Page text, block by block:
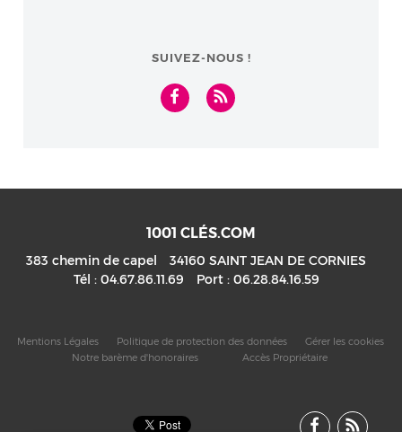
CONFIRME (H/F)
SUIVEZ-NOUS !
1001 CLÉS.COM
383 chemin de capel 34160 SAINT JEAN DE CORNIES
Tél : 04.67.86.11.69 Port : 06.28.84.16.59
Mentions Légales Politique de protection des données
Gérer les cookies
Notre barème d'honoraires
Accès Propriétaire